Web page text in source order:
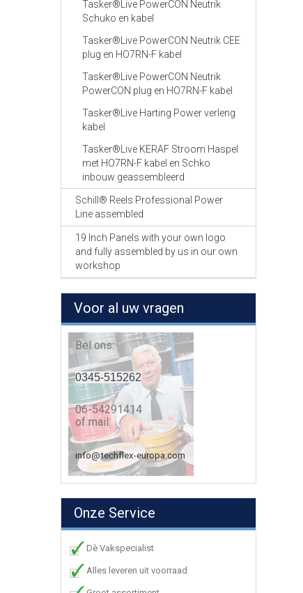
Tasker®Live PowerCON Neutrik
Schuko en kabel
Tasker®Live PowerCON Neutrik CEE
plug en HO7RN-F kabel
Tasker®Live PowerCON Neutrik
PowerCON plug en HO7RN-F kabel
Tasker®Live Harting Power verleng
kabel
Tasker®Live KERAF Stroom Haspel
met HO7RN-F kabel en Schko
inbouw geassembleerd
Schill® Reels Professional Power
Line assembled
19 Inch Panels with your own logo
and fully assembled by us in our own
workshop
Voor al uw vragen
Bel ons:
0345-515262
06-54291414
of mail:
info@techflex-europa.com
Onze Service
Dè Vakspecialist
Alles leveren uit voorraad